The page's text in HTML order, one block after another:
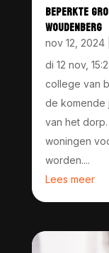
BEPERKTE
WOUDENBERG
nov 12, 2024|
di 12 nov,
college van
de komende
van het
woningen
worden....
Lees meer